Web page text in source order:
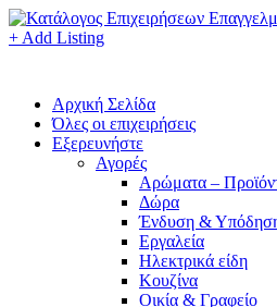
+ Add Listing
Αρχική Σελίδα
Όλες οι επιχειρήσεις
Εξερευνήστε
Αγορές
Αρώματα –
Δώρα
Ένδυση &
Εργαλεία
Ηλεκτρικά είδη
Κουζίνα
Οικία & Γραφείο